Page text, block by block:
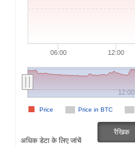
06:00 12:00
Price in BTC
Price
12:00
अधिक डेटा के लिए जांचें
रैखिक